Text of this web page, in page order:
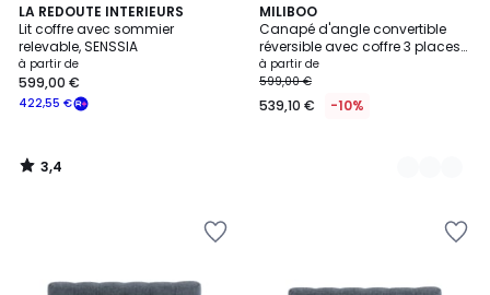
LA REDOUTE INTERIEURS
Lit coffre avec sommier
relevable, SENSSIA
à partir de
422,55 €
599,00 €
3,4
/ 5
3,4
/
MILIBOO
Canapé d'angle convertible
réversible avec coffre 3 places
en tissu chenille et bois clair
ORSO
à partir de
599,00 €
539,10 € -10%
2
Couleurs